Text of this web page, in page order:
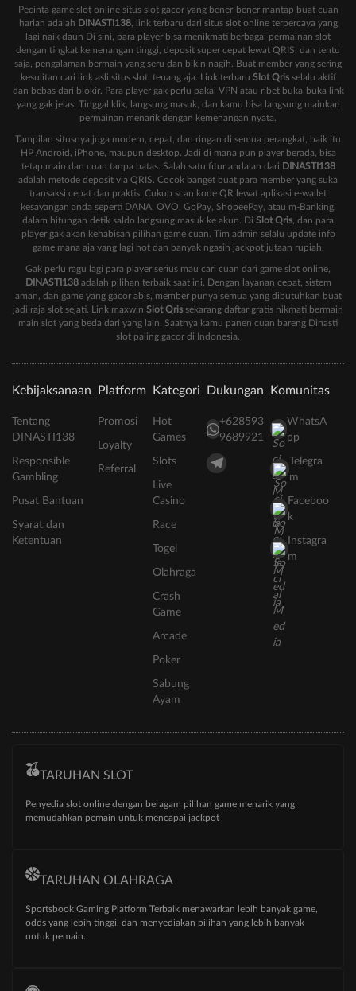
Pecinta game slot online situs slot gacor yang bener-bener mantap buat cuan
harian adalah DINASTI138, link terbaru dari situs slot online terpercaya yang
lagi naik daun Di sini, para player bisa menikmati berbagai permainan slot
dengan tingkat kemenangan tinggi, deposit super cepat lewat QRIS, dan tentu
saja, pengalaman bermain yang seru dan bikin nagih. Buat member yang sering
kesulitan cari link asli situs slot, tenang aja. Link terbaru Slot Qrisselalu aktif
dan bebas dari blokir. Para player gak perlu pakai VPN atau ribet buka-buka link
yang gak jelas. Tinggal klik, langsung masuk, dan kamu bisa langsung mainkan
permainan menarik dengan kemenangan nyata.
Tampilan situsnya juga modern, cepat, dan ringan di semua perangkat, baik itu
HP Android, iPhone, maupun desktop. Jadi di mana pun player berada, bisa
tetap main dan cuan tanpa batas. Salah satu fitur andalan dari DINASTI138
adalah metode deposit via QRIS. Cocok banget buat para member yang suka
transaksi cepat dan praktis. Cukup scan kode QR lewat aplikasi e-wallet
kesayangan anda seperti DANA, OVO, GoPay, ShopeePay, atau m-Banking,
dalam hitungan detik saldo langsung masuk ke akun. Di Slot Qris, dan para
player gak akan kehabisan pilihan game cuan. Tim admin selalu update info
game mana aja yang lagi hot dan banyak ngasih jackpot jutaan rupiah.
Gak perlu ragu lagi para player serius mau cari cuan dari game slot online,
DINASTI138adalah pilihan terbaik saat ini. Dengan layanan cepat, sistem
aman, dan game yang gacor abis, member punya semua yang dibutuhkan buat
jadi raja slot sejati. Link maxwin Slot Qris sekarang daftar gratis nikmati bermain
main slot yang beda dari yang lain. Saatnya kamu panen cuan bareng Dinasti
slot paling gacor di Indonesia.
Kebijaksanaan
Tentang
DINASTI138
Responsible
Gambling
Pusat Bantuan
Syarat dan
Ketentuan
Platform
Promosi
Loyalty
Referral
Kategori
Hot
Games
Slots
Live
Casino
Race
Togel
Olahraga
Crash
Game
Arcade
Poker
Sabung
Ayam
Dukungan
+628593
9689921
Komunitas
WhatsA
pp
Telegra
m
Faceboo
k
Instagra
m
TARUHAN SLOT
Penyedia slot online dengan beragam pilihan game menarik yang
memudahkan pemain untuk mencapai jackpot
TARUHAN OLAHRAGA
Sportsbook Gaming Platform Terbaik menawarkan lebih banyak game,
odds yang lebih tinggi, dan menyediakan pilihan yang lebih banyak
untuk pemain.